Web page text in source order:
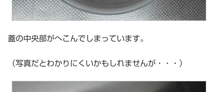
蓋の中央部がへこんでしまっています。
（写真だとわかりにくいかもしれませんが・・・）